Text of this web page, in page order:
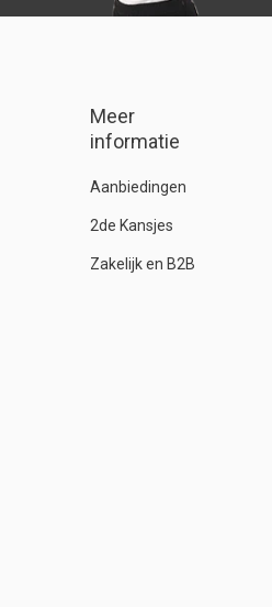
Meer
informatie
Aanbiedingen
2de Kansjes
Zakelijk en B2B